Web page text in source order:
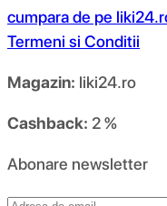
cumpara de pe
Termeni si Conditii
Magazin: liki24.ro
Cashback: 2 %
Abonare newsletter